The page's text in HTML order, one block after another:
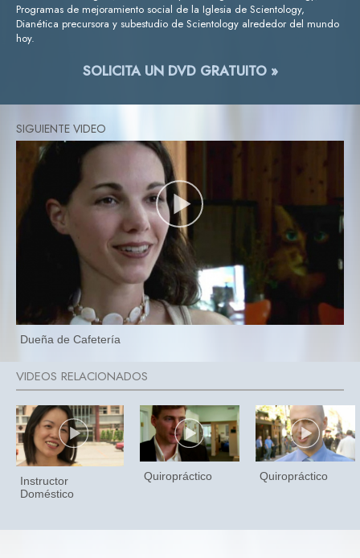
Programas de mejoramiento social de la Iglesia de Scientology,
Dianética precursora y subestudio de Scientology alrededor del mundo
hoy.
SOLICITA UN DVD GRATUITO »
Dueña de Cafetería
Instructor
Doméstico
Quiropráctico Quiropráctico